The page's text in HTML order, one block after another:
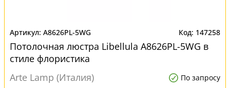
A8626PL-5WG 147258
Потолочная люстра Libellula A8626PL-5WG в
стиле флористика
Arte Lamp (Италия)
По запросу